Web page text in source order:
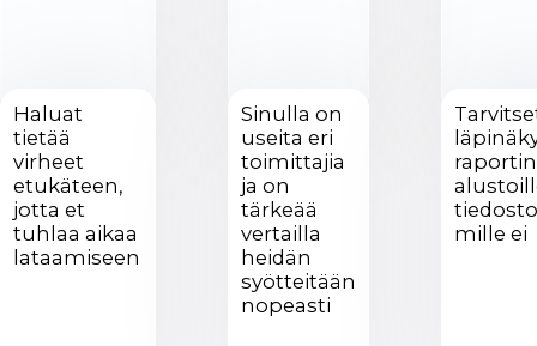
Haluat
tietää
virheet
etukäteen,
jotta et
tuhlaa aikaa
lataamiseen
Sinulla on
useita eri
toimittajia
ja on
tärkeää
vertailla
heidän
syötteitään
nopeasti
mille ei